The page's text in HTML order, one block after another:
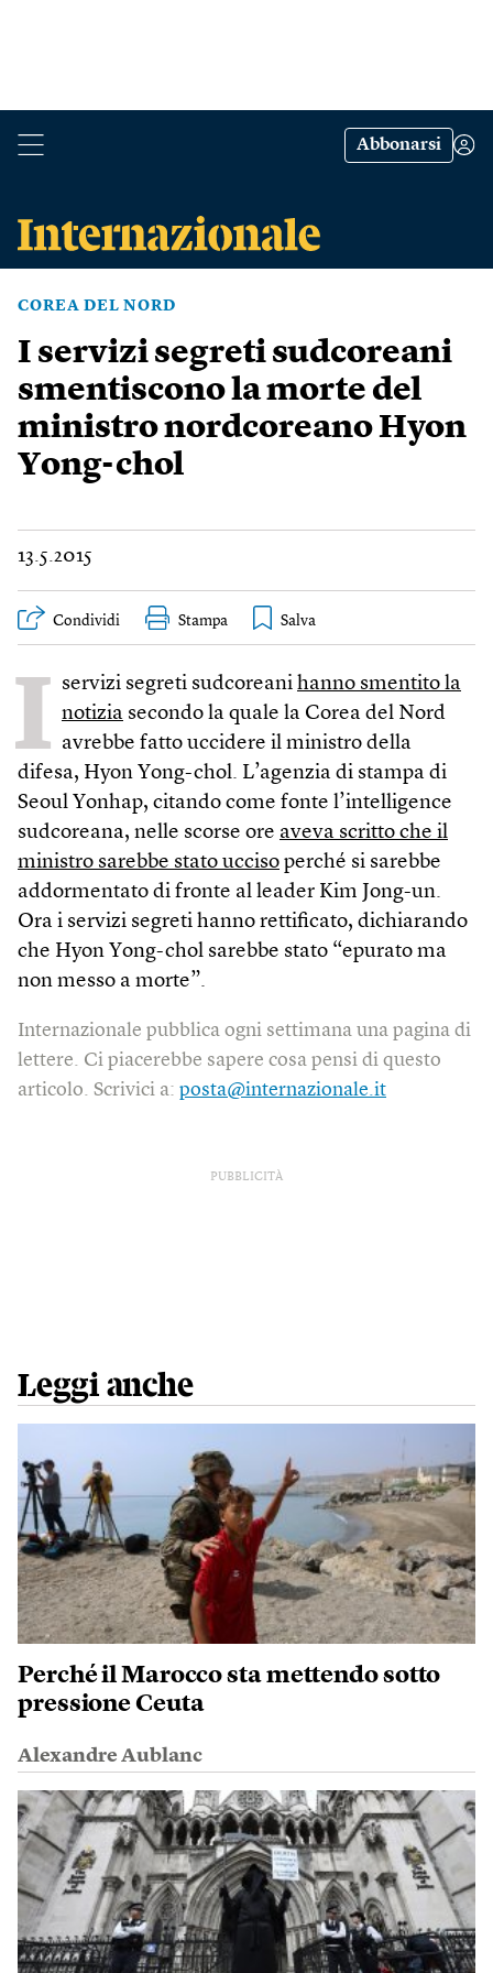
Abbonarsi
COREA DEL NORD
I servizi segreti sudcoreani
smentiscono la morte del
ministro nordcoreano Hyon
Yong-chol
13.5.2015
Condividi Stampa
I servizi segreti sudcoreani hanno smentito la
notizia secondo la quale la Corea del Nord
avrebbe fatto uccidere il ministro della
difesa, Hyon Yong-chol. L’agenzia di stampa di
Seoul Yonhap, citando come fonte l’intelligence
sudcoreana, nelle scorse ore aveva scritto che il
ministro sarebbe stato ucciso perché si sarebbe
addormentato di fronte al leader Kim Jong-un.
Ora i servizi segreti hanno rettificato, dichiarando
che Hyon Yong-chol sarebbe stato “epurato ma
non messo a morte”.
Internazionale pubblica ogni settimana una pagina di
lettere. Ci piacerebbe sapere cosa pensi di questo
articolo. Scrivici a: posta@internazionale.it
PUBBLICITÀ
Leggi anche
Perché il Marocco sta mettendo sotto
pressione Ceuta
Alexandre Aublanc